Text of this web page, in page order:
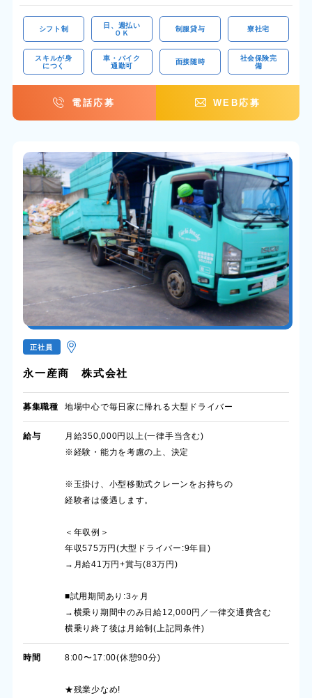
シフト制
日、週払い
ＯＫ
制服貸与 寮社宅
スキルが身
につく
車・バイク
通勤可
面接随時
社会保険完
備
電話応募 WEB応募
正社員
永一産商 株式会社
募集職種 地場中心で毎日家に帰れる大型ドライバー
給与
月給350,000円以上(一律手当含む)
※経験・能力を考慮の上、決定
※玉掛け、小型移動式クレーンをお持ちの
経験者は優遇します。
＜年収例＞
年収575万円(大型ドライバー:9年目)
→月給41万円+賞与(83万円)
■試用期間あり:3ヶ月
→横乗り期間中のみ日給12,000円／一律交通費含む
横乗り終了後は月給制(上記同条件)
時間 8:00〜17:00(休憩90分)
★残業少なめ!